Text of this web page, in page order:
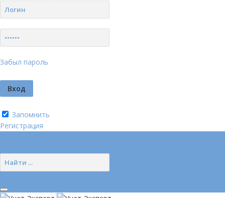
Забыл пароль
Запомнить
Регистрация